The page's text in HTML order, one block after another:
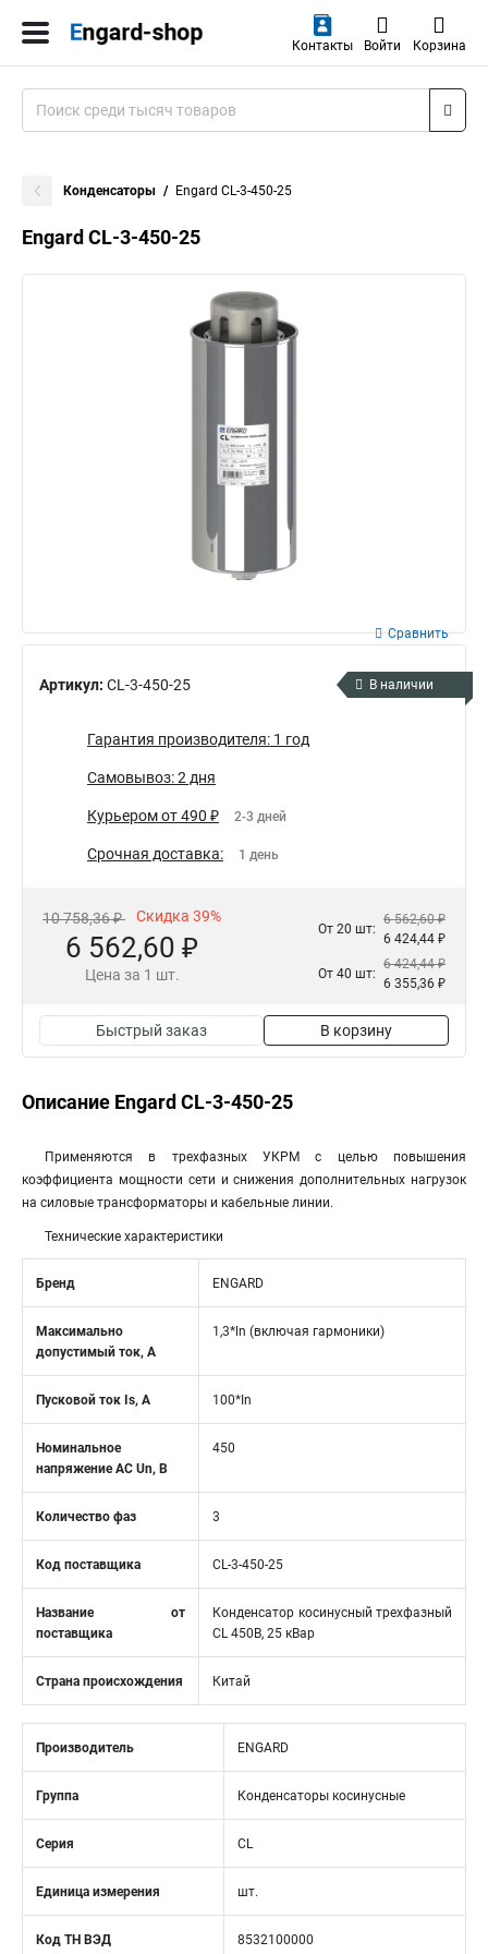
Контакты Войти Корзина
Конденсаторы Engard CL-3-450-25
Engard CL-3-450-25
Артикул: CL-3-450-25
Сравнить
В наличии
Гарантия производителя: 1 год
Самовывоз: 2 дня
Курьером от 490 ₽ 2-3 дней
Срочная доставка: 1 день
10 758,36 ₽ Скидка 39%
6 562,60 ₽
Цена за 1 шт.
От 20 шт:
6 562,60 ₽
6 424,44 ₽
От 40 шт:
6 424,44 ₽
6 355,36 ₽
Быстрый заказ В корзину
Описание Engard CL-3-450-25
Применяются в трехфазных УКРМ с целью повышения
коэффициента мощности сети и снижения дополнительных нагрузок
на силовые трансформаторы и кабельные линии.
Технические характеристики
Бренд ENGARD
Максимально
допустимый ток, А
1,3*ln (включая гармоники)
Пусковой ток Is, А 100*In
Номинальное
напряжение АС Un, В
450
Количество фаз 3
Код поставщика CL-3-450-25
Название от
поставщика
Конденсатор косинусный трехфазный
CL 450В, 25 кВар
Страна происхождения Китай
Производитель ENGARD
Группа Конденсаторы косинусные
Серия CL
Единица измерения шт.
Код ТН ВЭД 8532100000